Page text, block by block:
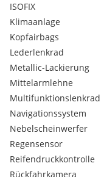
ISOFIX
Klimaanlage
Kopfairbags
Lederlenkrad
Metallic-Lackierung
Mittelarmlehne
Multifunktionslenkrad
Navigationssystem
Nebelscheinwerfer
Regensensor
Reifendruckkontrolle
Rückfahrkamera